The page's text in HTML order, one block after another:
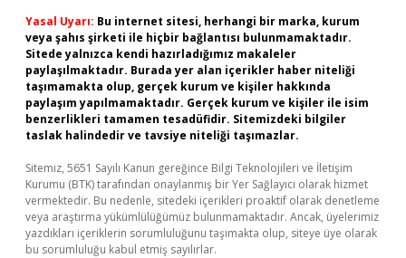
Yasal Uyarı: Bu internet sitesi, herhangi bir marka, kurum
veya şahıs şirketi ile hiçbir bağlantısı bulunmamaktadır.
Sitede yalnızca kendi hazırladığımız makaleler
paylaşılmaktadır. Burada yer alan içerikler haber niteliği
taşımamakta olup, gerçek kurum ve kişiler hakkında
paylaşım yapılmamaktadır. Gerçek kurum ve kişiler ile isim
benzerlikleri tamamen tesadüfidir. Sitemizdeki bilgiler
taslak halindedir ve tavsiye niteliği taşımazlar.
Sitemiz, 5651 Sayılı Kanun gereğince Bilgi Teknolojileri ve İletişim
Kurumu (BTK) tarafından onaylanmış bir Yer Sağlayıcı olarak hizmet
vermektedir. Bu nedenle, sitedeki içerikleri proaktif olarak denetleme
veya araştırma yükümlülüğümüz bulunmamaktadır. Ancak, üyelerimiz
yazdıkları içeriklerin sorumluluğunu taşımakta olup, siteye üye olarak
bu sorumluluğu kabul etmiş sayılırlar.